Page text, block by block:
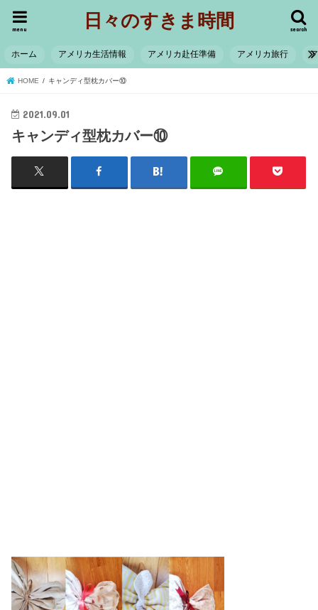
日々のすきま時間 search
menu
ホーム アメリカ生活情報 アメリカ赴任準備 アメリカ旅行
HOME キャンディ型枕カバー⑩
2021.09.01
キャンディ型枕カバー⑩